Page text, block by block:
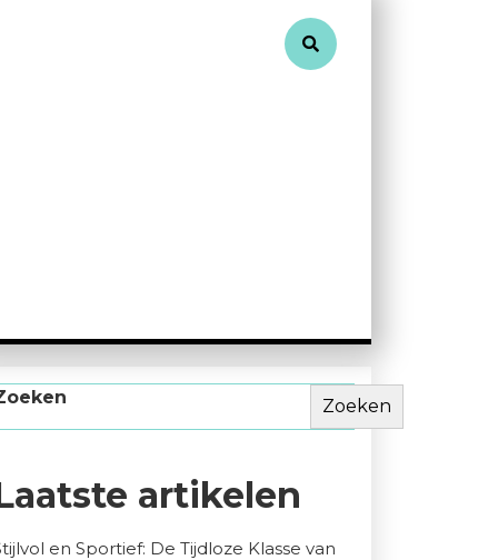
Zoeken
artikelen
en Sportief: De Tijdloze Klasse van